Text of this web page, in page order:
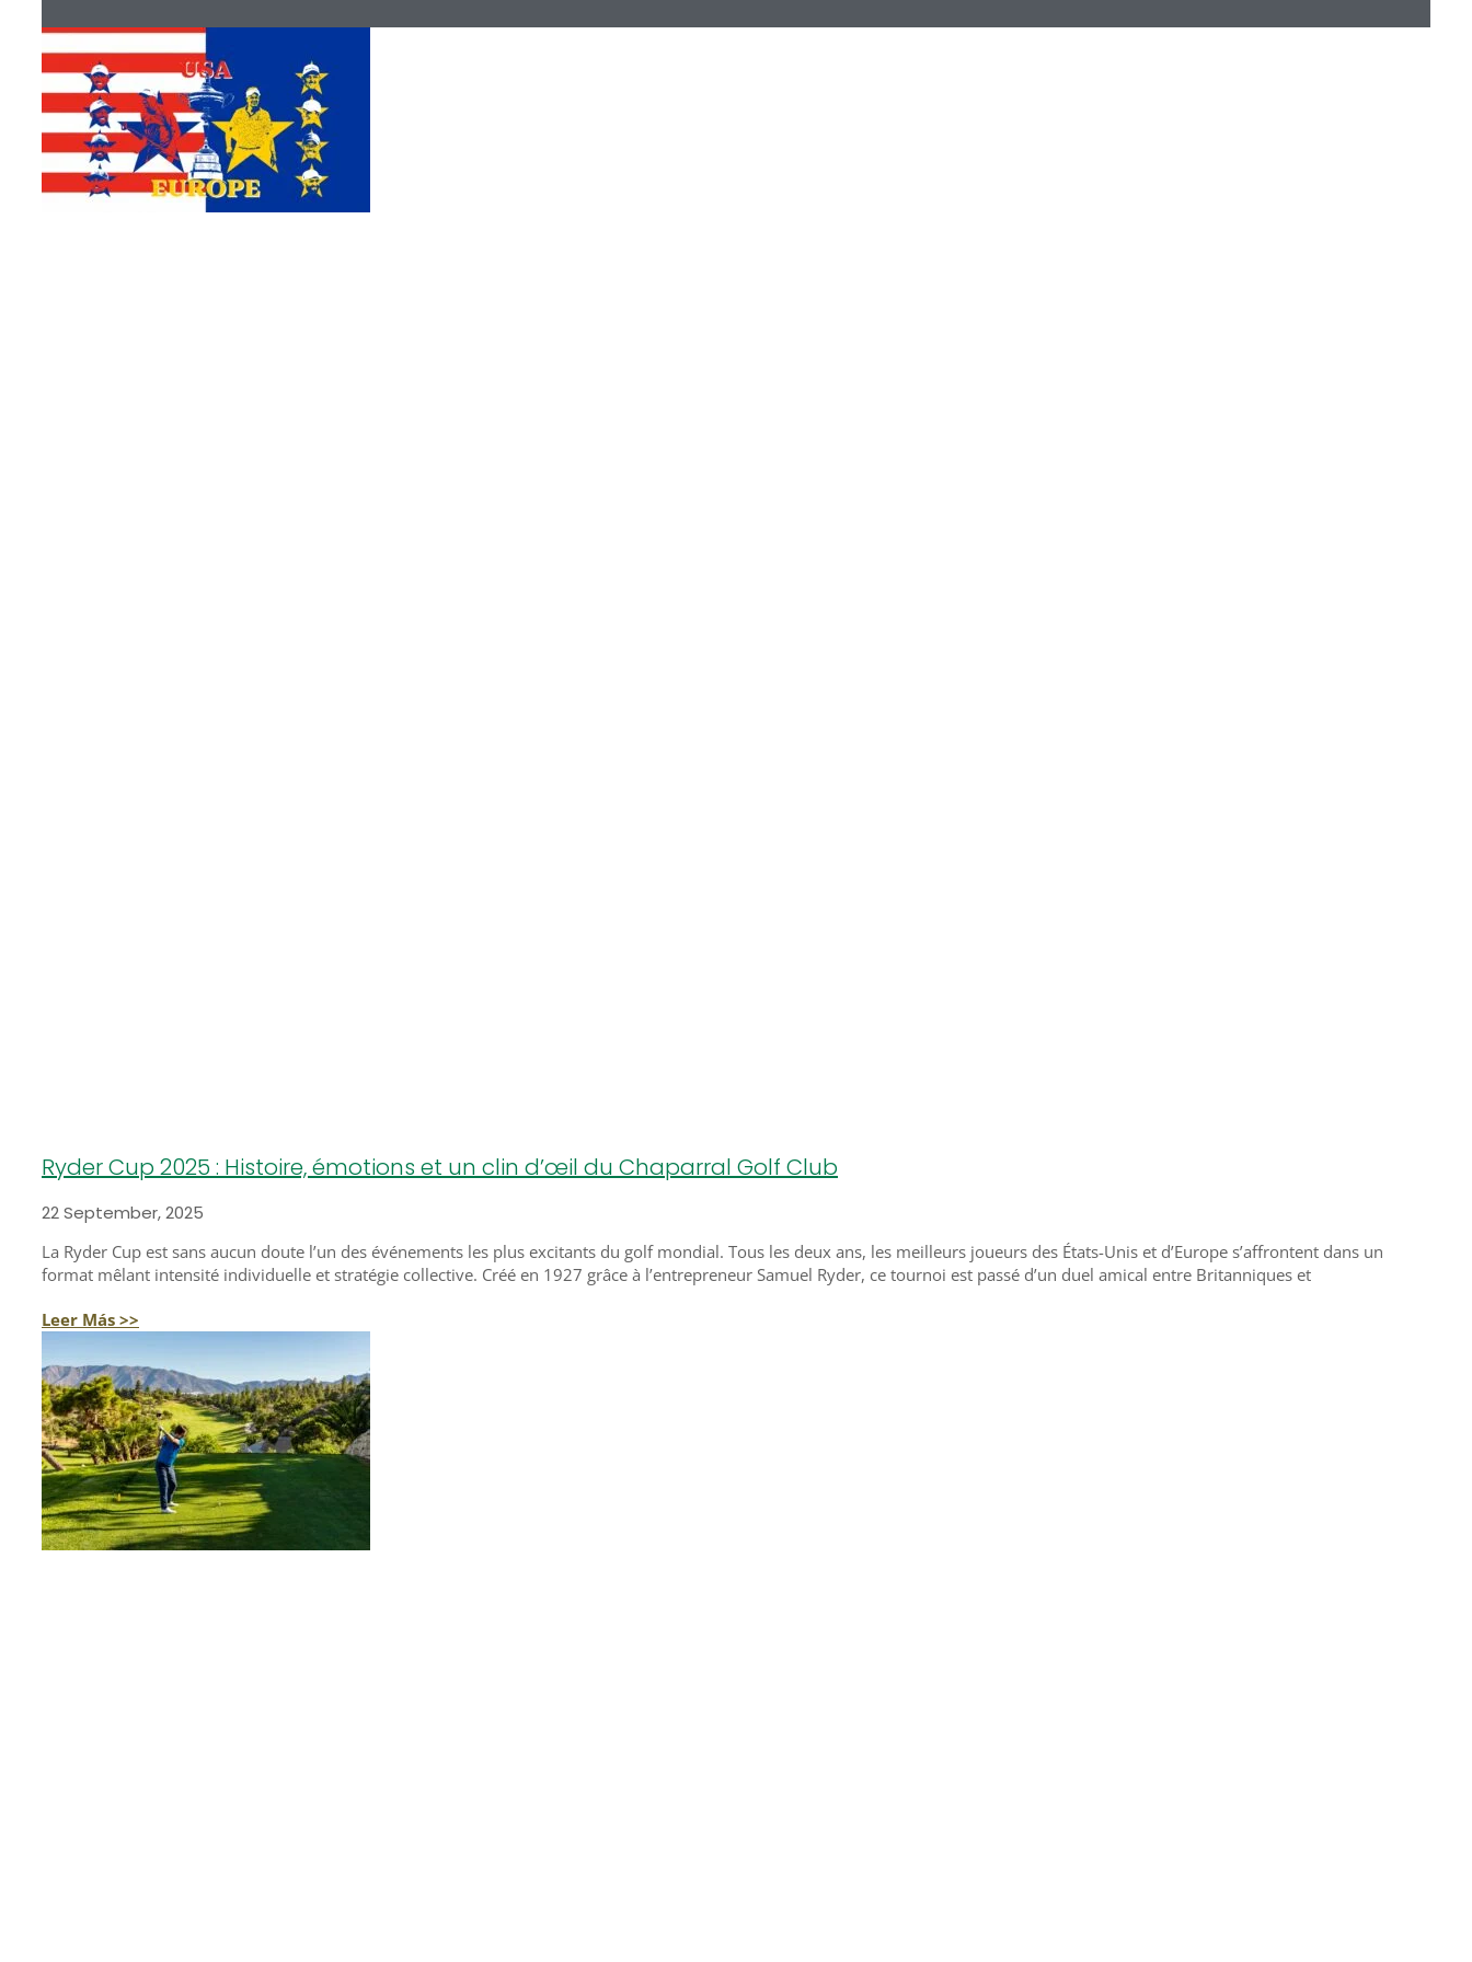
Ryder Cup 2025 : Histoire, émotions et un clin d’œil du Chaparral Golf Club
22 September, 2025
La Ryder Cup est sans aucun doute l’un des événements les plus excitants du golf mondial. Tous les deux ans, les meilleurs joueurs des États-Unis et d’Europe s’affrontent dans un
format mêlant intensité individuelle et stratégie collective. Créé en 1927 grâce à l’entrepreneur Samuel Ryder, ce tournoi est passé d’un duel amical entre Britanniques et
Leer Más >>